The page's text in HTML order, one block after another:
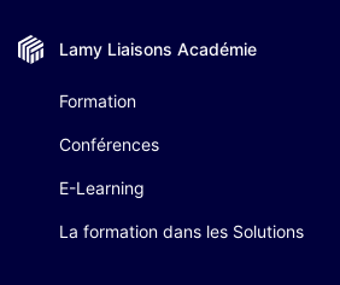
Lamy Liaisons Académie
Formation
Conférences
E-Learning
La formation dans les Solutions